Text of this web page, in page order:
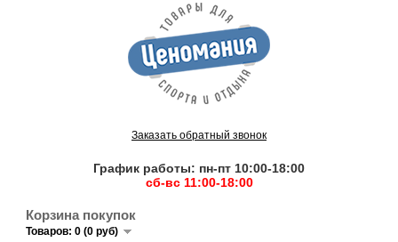
Заказать обратный звонок
График работы: пн-пт 10:00-18:00
сб-вс 11:00-18:00
Корзина покупок
Товаров: 0 (0 руб)